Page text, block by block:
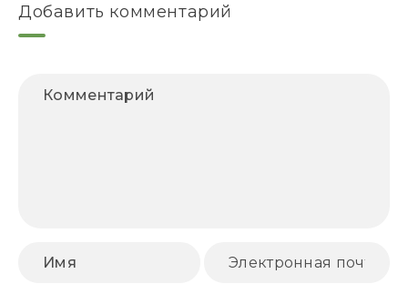
Добавить комментарий